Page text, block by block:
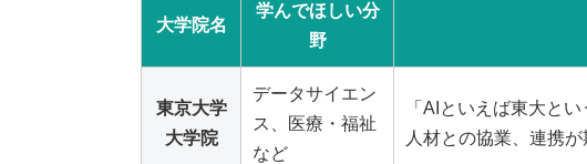
大学院名
学んでほしい分
野
東京大学
大学院
データサイエン
ス、医療・福祉
など
「AIといえば東大と
人材との協業、連携